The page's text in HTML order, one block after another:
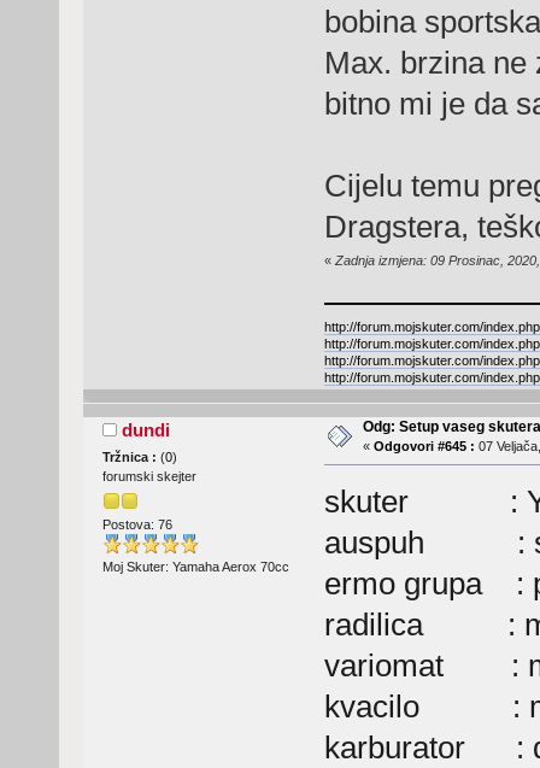
bobina
Max. brzina ne
bitno mi je da
Cijelu temu
Dragstera,
« Zadnja izmjena: 09 Prosinac,
http://forum.mojskuter.com/
http://forum.mojskuter.com/
http://forum.mojskuter.com/
http://forum.mojskuter.com/
dundi
Tržnica : (0)
forumski skejter
Postova: 76
Moj Skuter: Yamaha Aerox 70cc
Odg: Setup vaseg skutera
« Odgovori #645 : 07
skuter :
auspuh :
ermo grupa :
radilica :
variomat :
kvacilo :
karburator :